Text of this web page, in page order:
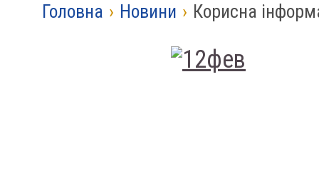
Головна › Новини › Корисна